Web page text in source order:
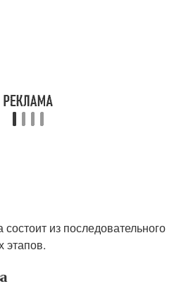
из последовательного
этапов.